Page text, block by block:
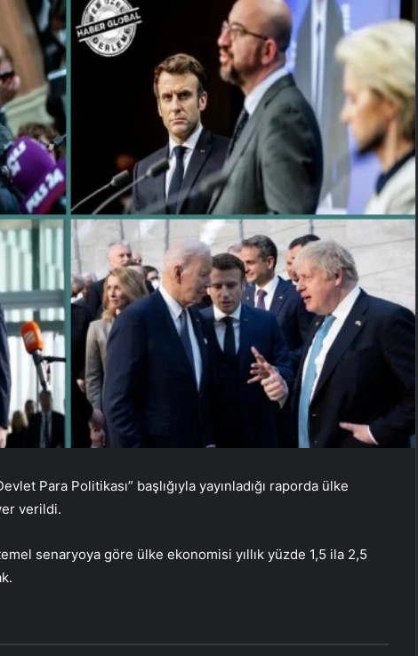
Para Politikası” başlığıyla yayınladığı raporda ülke
verildi.
senaryoya göre ülke ekonomisi yıllık yüzde 1,5 ila 2,5